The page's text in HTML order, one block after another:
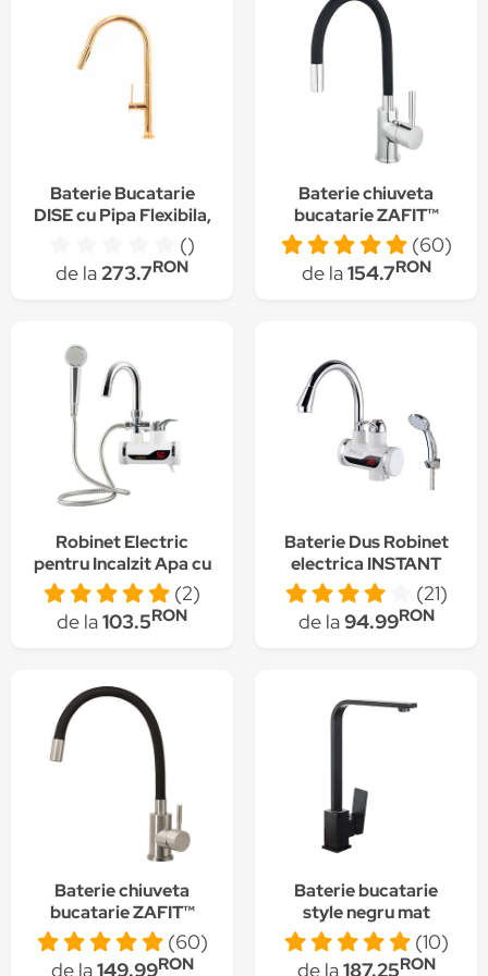
Baterie Bucatarie
DISE cu Pipa Flexibila,
Extractabila, Alama
Sanitara, Auriu
()
de la273.7RON
Baterie chiuveta
bucatarie ZAFIT™
LUX-25, flexibila, otel
inoxidabil, silicon
premium, cartus
cromat/Silicon negru
(60)
de la154.7RON
Robinet Electric
pentru Incalzit Apa cu
accesoriu Dus - Furtun
+ Para, Afisaj
Temperatura LCD,
2L/min
(2)
de la103.5RON
Baterie Dus Robinet
electrica INSTANT
AKU cu afisaj LED
incalzit apa 3KW Baie
Bucatarie + Furtun
chiuveta AK6407
(21)
de la94.99RON
Baterie chiuveta
bucatarie ZAFIT™
LUX-25, flexibila, otel
inoxidabil, silicon
(60)
de la149.99RON
Baterie bucatarie
style negru mat
TRENDY S(10)
de la187.25RON